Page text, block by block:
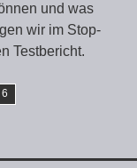
und was
wir im Stop-
Testbericht.
6